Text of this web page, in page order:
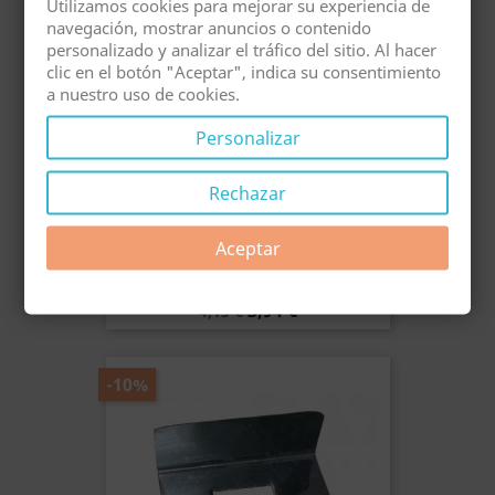
Precio
4,15 €
-5%
Precio
3,94 €
-10%
Utilizamos cookies para mejorar su experiencia de
navegación, mostrar anuncios o contenido
personalizado y analizar el tráfico del sitio. Al hacer
clic en el botón "Aceptar", indica su consentimiento
a nuestro uso de cookies.
Personalizar
Rechazar
Aceptar